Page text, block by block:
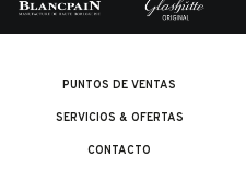
PUNTOS DE VENTAS
SERVICIOS & OFERTAS
CONTACTO